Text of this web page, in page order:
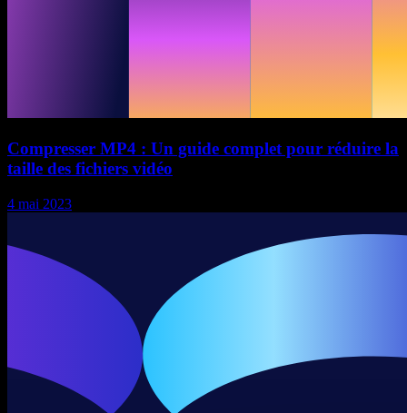
Compresser MP4 : Un guide complet pour réduire la
taille des fichiers vidéo
4 mai 2023